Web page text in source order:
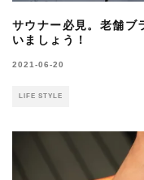
サウナー必見。老舗ブ
いましょう！
2021-06-20
LIFE STYLE